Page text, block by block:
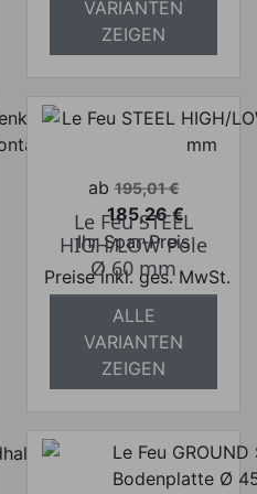
VARIANTEN
ZEIGEN
Verkaufspreis
ab 195,01 €
Preis
185,26 €
Ihr Spar-Preis
Preise inkl. ges. MwSt.
absolut
versandkostenfrei
Le Feu STEEL
HIGH/LOW Pole
Ø 60 mm
ALLE
VARIANTEN
ZEIGEN